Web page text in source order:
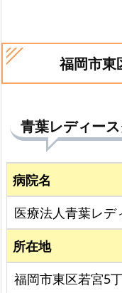
福岡市東
青葉レディー
病院名
医療法人青葉レデ
所在地
福岡市東区若宮5